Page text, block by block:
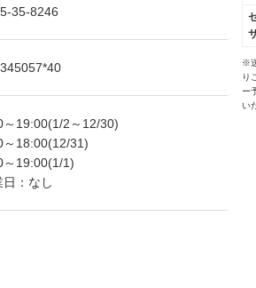
35-8246
～19:00(1/2～12/30)
～18:00(12/31)
～19:00(1/1)
日：なし
※
り
ー
い